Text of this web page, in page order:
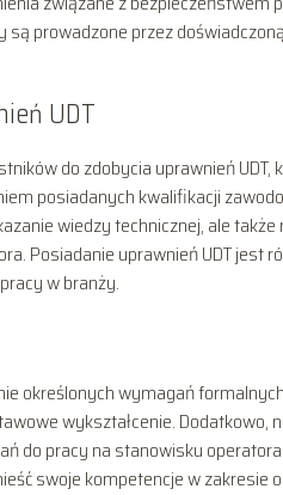
prowadzone przez
UDT
do zdobycia uprawnień UDT,
posiadanych kwalifikacji
wiedzy technicznej, ale
Posiadanie uprawnień UDT jest
w branży.
określonych wymagań
wykształcenie. Dodatkowo,
do pracy na stanowisku
swoje kompetencje w zakresie